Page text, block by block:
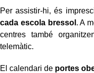
Per assistir-hi, és
cada escola bressol . A
centres també
telemàtic.
El calendari de portes